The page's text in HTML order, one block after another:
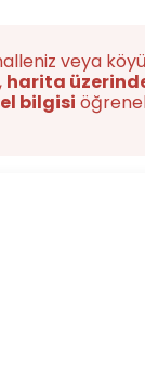
veya
harita
bilgisi